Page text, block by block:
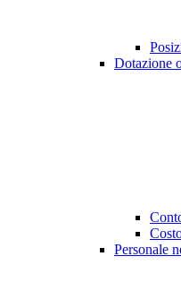
Dotazione
Personale